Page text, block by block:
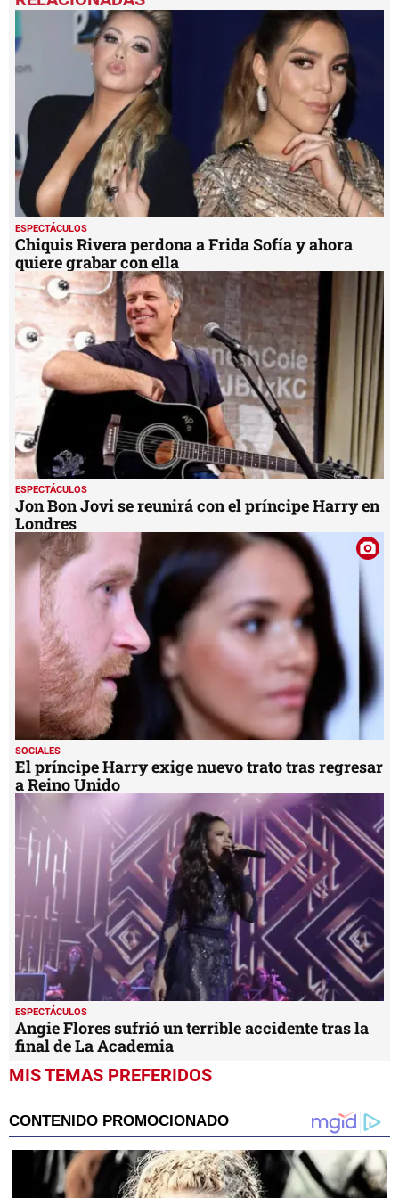
ESPECTÁCULOS
Chiquis Rivera perdona a Frida Sofía y ahora
quiere grabar con ella
ESPECTÁCULOS
Jon Bon Jovi se reunirá con el príncipe Harry en
Londres
SOCIALES
El príncipe Harry exige nuevo trato tras regresar
a Reino Unido
ESPECTÁCULOS
Angie Flores sufrió un terrible accidente tras la
final de La Academia
MIS TEMAS PREFERIDOS